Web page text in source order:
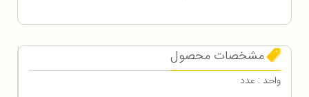
مشخصات محصول
واحد : عدد